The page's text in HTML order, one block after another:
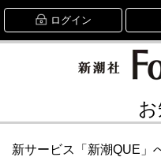
ログイン
新サービス「新潮QUE」